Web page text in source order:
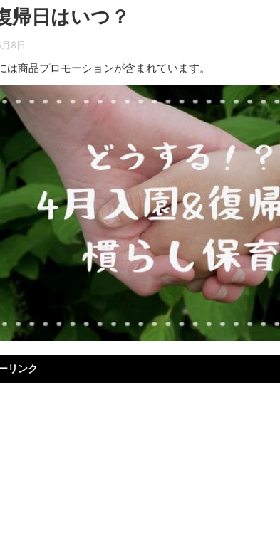
帰日はいつ？
8日
は商品プロモーションが含まれています。
リンク